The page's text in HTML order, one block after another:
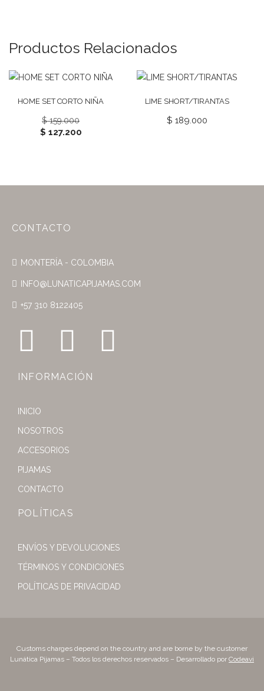
Productos Relacionados
HOME SET CORTO NIÑA
$159.000
$ 127.200
LIME SHORT/TIRANTAS
$ 189.000
CONTACTO
MONTERÍA - COLOMBIA
INFO@LUNATICAPIJAMAS.COM
+57 310 8122405
INFORMACIÓN
INICIO
NOSOTROS
ACCESORIOS
PIJAMAS
CONTACTO
POLÍTICAS
ENVÍOS Y DEVOLUCIONES
TÉRMINOS Y CONDICIONES
POLÍTICAS DE PRIVACIDAD
Customs charges depend on the country and are borne by the customer
Lunática Pijamas – Todos los derechos reservados – Desarrollado por Codeavi